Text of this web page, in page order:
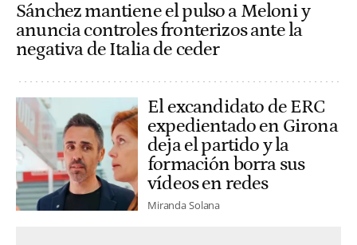
Sánchez mantiene el pulso a Meloni y
anuncia controles fronterizos ante la
negativa de Italia de ceder
El excandidato de ERC
expedientado en Girona
deja el partido y la
formación borra sus
vídeos en redes
Miranda Solana